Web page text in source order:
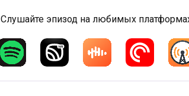
Слушайте эпизод на любимых